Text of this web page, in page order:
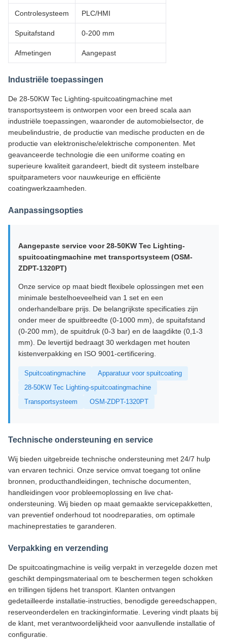
Controlesysteem PLC/HMI
Spuitafstand 0-200 mm
Afmetingen Aangepast
Industriële toepassingen
De 28-50KW Tec Lighting-spuitcoatingmachine met
transportsysteem is ontworpen voor een breed scala aan
industriële toepassingen, waaronder de automobielsector, de
meubelindustrie, de productie van medische producten en de
productie van elektronische/elektrische componenten. Met
geavanceerde technologie die een uniforme coating en
superieure kwaliteit garandeert, biedt dit systeem instelbare
spuitparameters voor nauwkeurige en efficiënte
coatingwerkzaamheden.
Aanpassingsopties
Aangepaste service voor 28-50KW Tec Lighting-
spuitcoatingmachine met transportsysteem (OSM-
ZDPT-1320PT)
Onze service op maat biedt flexibele oplossingen met een
minimale bestelhoeveelheid van 1 set en een
onderhandelbare prijs. De belangrijkste specificaties zijn
onder meer de spuitbreedte (0-1000 mm), de spuitafstand
(0-200 mm), de spuitdruk (0-3 bar) en de laagdikte (0,1-3
mm). De levertijd bedraagt ​​30 werkdagen met houten
kistenverpakking en ISO 9001-certificering.
Spuitcoatingmachine
Apparatuur voor spuitcoating
28-50KW Tec Lighting-spuitcoatingmachine
Transportsysteem
OSM-ZDPT-1320PT
Technische ondersteuning en service
Wij bieden uitgebreide technische ondersteuning met 24/7 hulp
van ervaren technici. Onze service omvat toegang tot online
bronnen, producthandleidingen, technische documenten,
handleidingen voor probleemoplossing en live chat-
ondersteuning. Wij bieden op maat gemaakte servicepakketten,
van preventief onderhoud tot noodreparaties, om optimale
machineprestaties te garanderen.
Verpakking en verzending
De spuitcoatingmachine is veilig verpakt in verzegelde dozen met
geschikt dempingsmateriaal om te beschermen tegen schokken
en trillingen tijdens het transport. Klanten ontvangen
gedetailleerde installatie-instructies, benodigde gereedschappen,
reserveonderdelen en trackinginformatie. Levering vindt plaats bij
de klant, met verantwoordelijkheid voor aanvullende installatie of
configuratie.